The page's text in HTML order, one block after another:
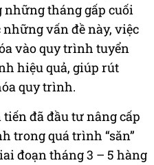
những tháng gấp cuối
vấn đề này, việc
vào quy trình tuyển
hiệu quả, giúp rút
quy trình.
đã đầu tư nâng cấp
trong quá trình “săn”
đoạn tháng 3 – 5 hàng